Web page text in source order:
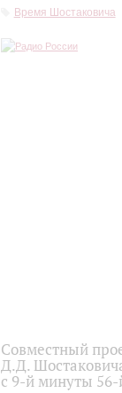
Время Шостаковича
Совместный
Д.Д.
с 9-й минуты